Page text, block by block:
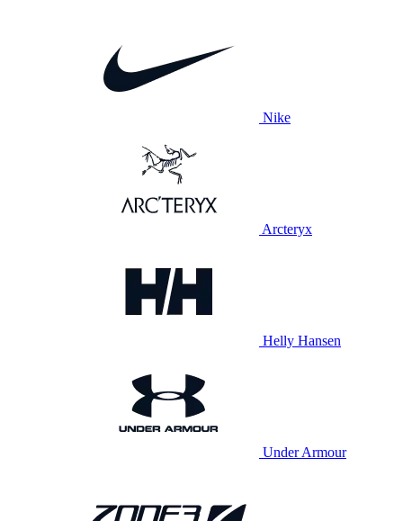
Nike
Arcteryx
Helly Hansen
Under Armour